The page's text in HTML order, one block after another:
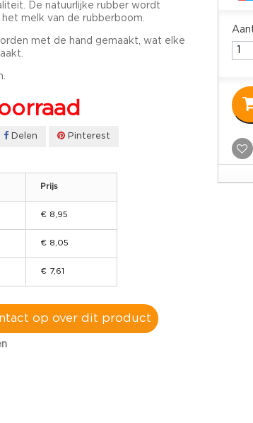
De natuurlijke rubber wordt
melk van de rubberboom.
met de hand gemaakt, wat elke
Delen Pinterest
Prijs
€ 8,95
€ 8,05
€ 7,61
op over dit product